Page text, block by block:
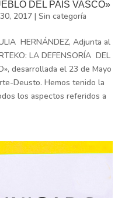
DEL PAÍS VASCO»
2017| Sin categoría
HERNÁNDEZ, Adjunta al
LA DEFENSORÍA DEL
desarrollada el 23 de Mayo
Deusto. Hemos tenido la
los aspectos referidos a